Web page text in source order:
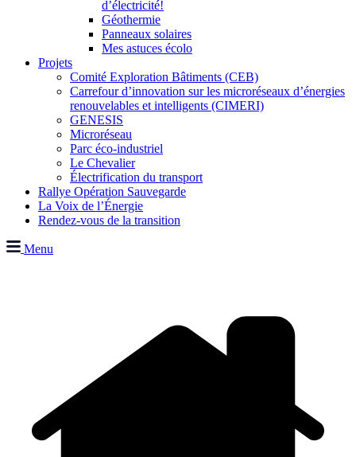
d’électricité!
Géothermie
Panneaux solaires
Mes astuces écolo
Projets
Comité Exploration Bâtiments (CEB)
Carrefour d’innovation sur les microréseaux d’énergies
renouvelables et intelligents (CIMERI)
GENESIS
Microréseau
Parc éco-industriel
Le Chevalier
Électrification du transport
Rallye Opération Sauvegarde
La Voix de l’Énergie
Rendez-vous de la transition
Menu